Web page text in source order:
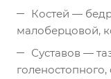
Костей —
малоберцовой,
Суставов —